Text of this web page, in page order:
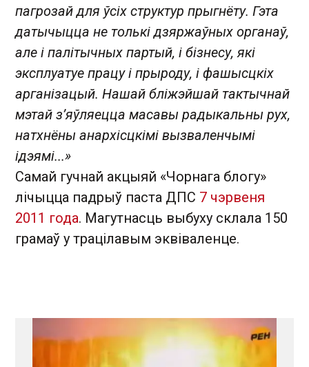
пагрозай для ўсіх структур прыгнёту. Гэта
датычыцца не толькі дзяржаўных органаў,
але і палітычных партый, і бізнесу, які
эксплуатуе працу і прыроду, і фашысцкіх
арганізацый. Нашай бліжэйшай тактычнай
мэтай з’яўляецца масавы радыкальны рух,
натхнёны анархісцкімі вызваленчымі
ідэямі...»
Самай гучнай акцыяй «Чорнага блогу»
лічыцца падрыў паста ДПС 7 чэрвеня
2011 года. Магутнасць выбуху склала 150
грамаў у трацілавым эквіваленце.